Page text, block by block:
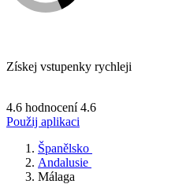
Získej vstupenky rychleji
4.6 hodnocení 4.6
Použij aplikaci
Španělsko
Andalusie
Málaga